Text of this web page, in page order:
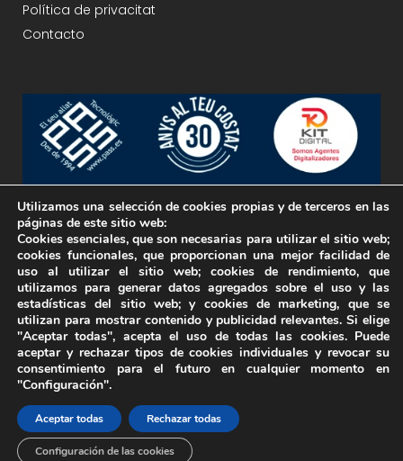
Política de privacitat
Contacto
Empresa inscrita en el Registro Electrónico de
Empresas Licitadoras (RELI).
Nº Registro: N32346812
© Copyright PasSolutions
Utilizamos una selección de cookies propias y de terceros en las
páginas de este sitio web:
Cookies esenciales, que son necesarias para utilizar el sitio web;
cookies funcionales, que proporcionan una mejor facilidad de
uso al utilizar el sitio web; cookies de rendimiento, que
utilizamos para generar datos agregados sobre el uso y las
estadísticas del sitio web; y cookies de marketing, que se
utilizan para mostrar contenido y publicidad relevantes. Si elige
"Aceptar todas", acepta el uso de todas las cookies. Puede
aceptar y rechazar tipos de cookies individuales y revocar su
consentimiento para el futuro en cualquier momento en
"Configuración".
Aceptar todas Rechazar todas
Configuración de las cookies